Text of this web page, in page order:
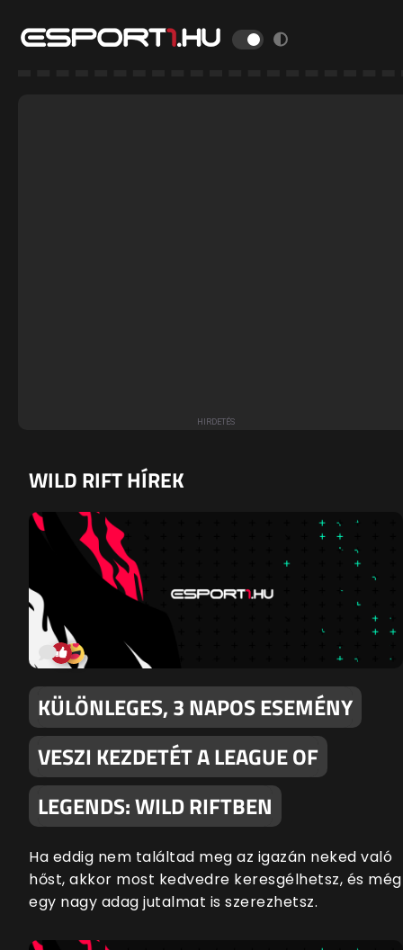
WILD RIFT HÍREK
KÜLÖNLEGES, 3 NAPOS ESEMÉNY
VESZI KEZDETÉT A LEAGUE OF
LEGENDS: WILD RIFTBEN
Ha eddig nem találtad meg az igazán neked való
hőst, akkor most kedvedre keresgélhetsz, és még
egy nagy adag jutalmat is szerezhetsz.